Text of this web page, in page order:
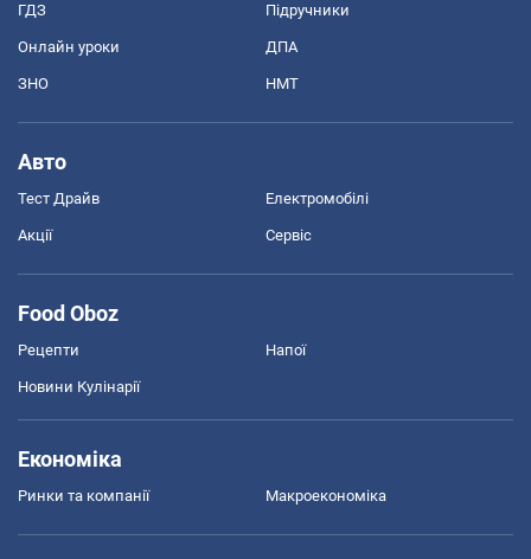
ГДЗ Підручники
Онлайн уроки ДПА
ЗНО НМТ
Авто
Тест Драйв Електромобілі
Акції Сервіс
Food Oboz
Рецепти Напої
Новини Кулінарії
Економіка
Ринки та компанії Макроекономіка